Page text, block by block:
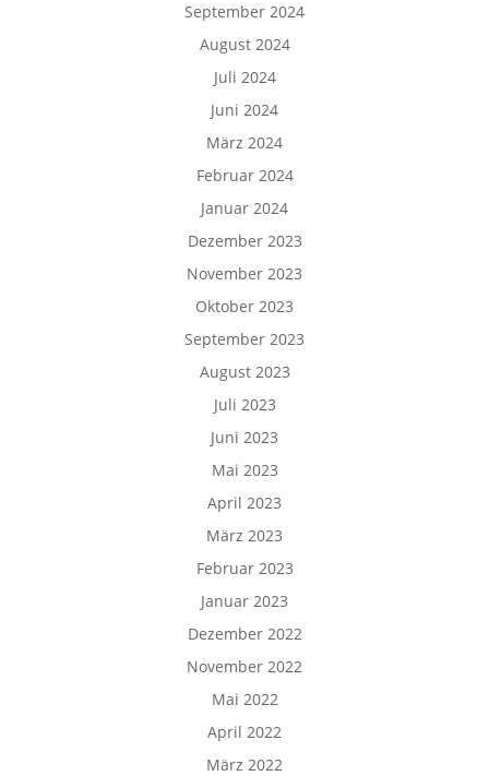
September 2024
August 2024
Juli 2024
Juni 2024
März 2024
Februar 2024
Januar 2024
Dezember 2023
November 2023
Oktober 2023
September 2023
August 2023
Juli 2023
Juni 2023
Mai 2023
April 2023
März 2023
Februar 2023
Januar 2023
Dezember 2022
November 2022
Mai 2022
April 2022
März 2022